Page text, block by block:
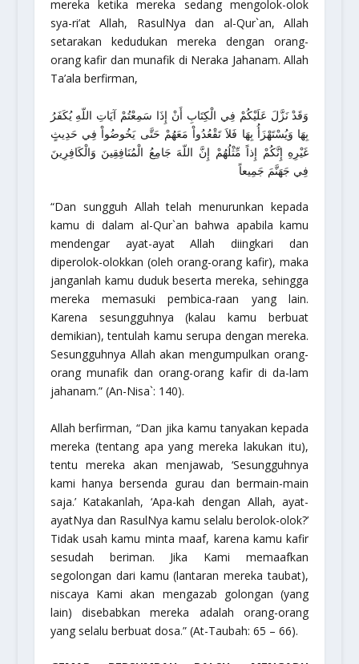
mereka ketika mereka sedang mengolok-olok
sya-ri’at Allah, RasulNya dan al-Qur`an, Allah
setarakan kedudukan mereka dengan orang-
orang kafir dan munafik di Neraka Jahanam. Allah
Ta’ala berfirman,
وَقَدْ نَزَّلَ عَلَيْكُمْ فِي الْكِتَابِ أَنْ إِذَا سَمِعْتُمْ آيَاتِ اللّهِ يُكَفَرُ
بِهَا وَيُسْتَهْزَأُ بِهَا فَلاَ تَقْعُدُواْ مَعَهُمْ حَتَّى يَخُوضُواْ فِي حَدِيثٍ
غَيْرِهِ إِنَّكُمْ إِذاً مِّثْلُهُمْ إِنَّ اللّهَ جَامِعُ الْمُنَافِقِينَ وَالْكَافِرِينَ
فِي جَهَنَّمَ جَمِيعاً
“Dan sungguh Allah telah menurunkan kepada
kamu di dalam al-Qur`an bahwa apabila kamu
mendengar ayat-ayat Allah diingkari dan
diperolok-olokkan (oleh orang-orang kafir), maka
janganlah kamu duduk beserta mereka, sehingga
mereka memasuki pembica-raan yang lain.
Karena sesungguhnya (kalau kamu berbuat
demikian), tentulah kamu serupa dengan mereka.
Sesungguhnya Allah akan mengumpulkan orang-
orang munafik dan orang-orang kafir di da-lam
jahanam.”(An-Nisa`: 140).
Allah berfirman,“Dan jika kamu tanyakan kepada
mereka (tentang apa yang mereka lakukan itu),
tentu mereka akan menjawab, ‘Sesungguhnya
kami hanya bersenda gurau dan bermain-main
saja.’ Katakanlah, ‘Apa-kah dengan Allah, ayat-
ayatNya dan RasulNya kamu selalu berolok-olok?’
Tidak usah kamu minta maaf, karena kamu kafir
sesudah beriman. Jika Kami memaafkan
segolongan dari kamu (lantaran mereka taubat),
niscaya Kami akan mengazab golongan (yang
lain) disebabkan mereka adalah orang-orang
yang selalu berbuat dosa.”(At-Taubah: 65 – 66).